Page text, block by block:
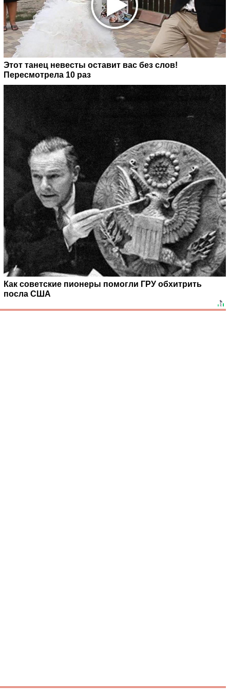
Этот танец невесты оставит вас без слов!
Пересмотрела 10 раз
Как советские пионеры помогли ГРУ обхитрить
посла США